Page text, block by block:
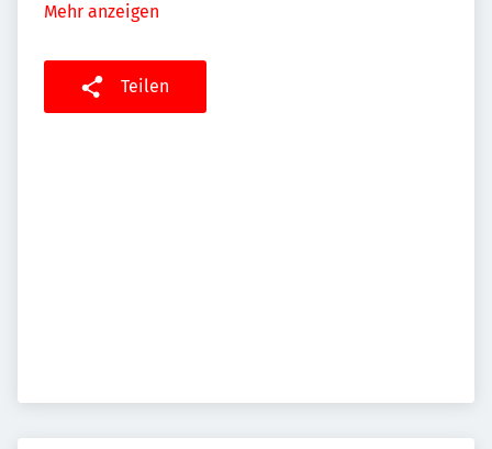
Mehr anzeigen
Teilen